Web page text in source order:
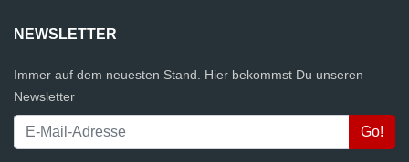
NEWSLETTER
Immer auf dem neuesten Stand. Hier bekommst Du unseren
Newsletter